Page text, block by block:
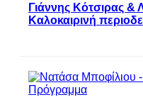
Γιάννης Κότσιρας &
Καλοκαιρινή